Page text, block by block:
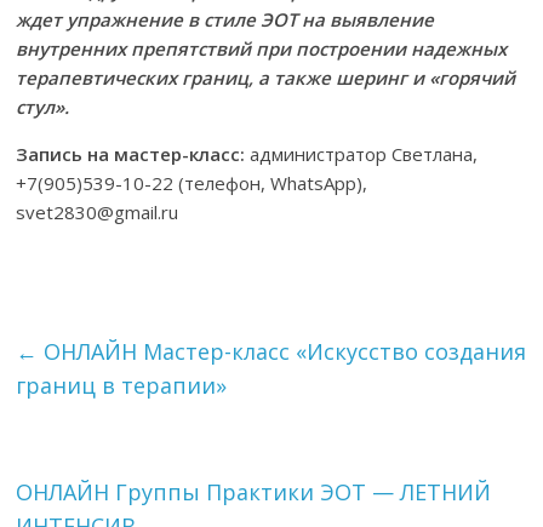
ждет упражнение в стиле ЭОТ на выявление
внутренних препятствий при построении надежных
терапевтических границ, а также шеринг и «горячий
стул».
Запись на мастер-класс: администратор Светлана,
+7(905)539-10-22 (телефон, WhatsApp),
svet2830@gmail.ru
← ОНЛАЙН Мастер-класс «Искусство создания
границ в терапии»
ОНЛАЙН Группы Практики ЭОТ — ЛЕТНИЙ